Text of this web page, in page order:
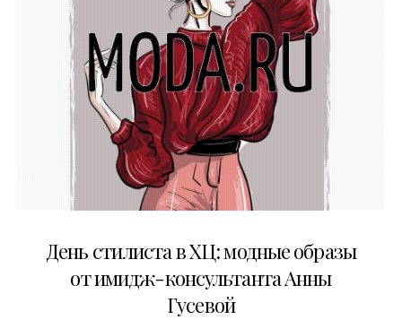
День стилиста в ХЦ: модные образы
от имидж-консультанта Анны
Гусевой